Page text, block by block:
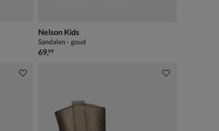
Nelson Kids
Sandalen - goud
€ 69,99
69,99